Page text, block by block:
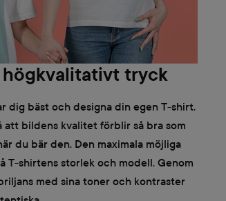
tryck
dig bäst och designa din egen T-shirt.
bildens kvalitet förblir så bra som
du bär den. Den maximala möjliga
T-shirtens storlek och modell. Genom
med sina toner och kontraster